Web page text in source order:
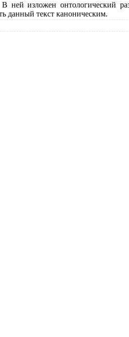
ней изложен онтологический
данный текстканоническим.